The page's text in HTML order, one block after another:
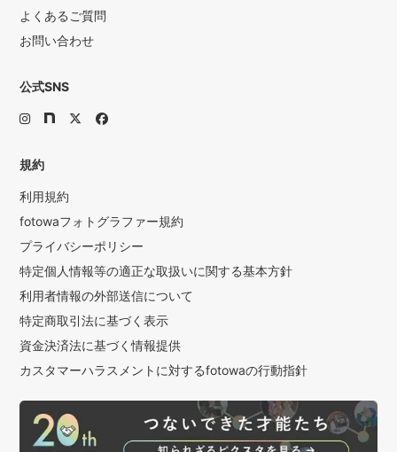
よくあるご質問
お問い合わせ
公式SNS
規約
利用規約
fotowaフォトグラファー規約
プライバシーポリシー
特定個人情報等の適正な取扱いに関する基本方針
利用者情報の外部送信について
特定商取引法に基づく表示
資金決済法に基づく情報提供
カスタマーハラスメントに対するfotowaの行動指針